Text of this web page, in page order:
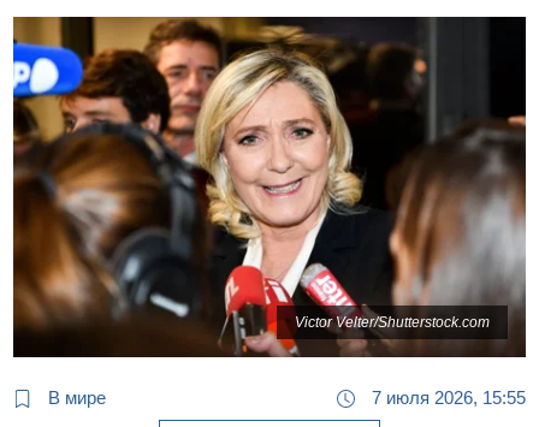
Victor Velter/Shutterstock.com
В мире 7 июля 2026, 15:55